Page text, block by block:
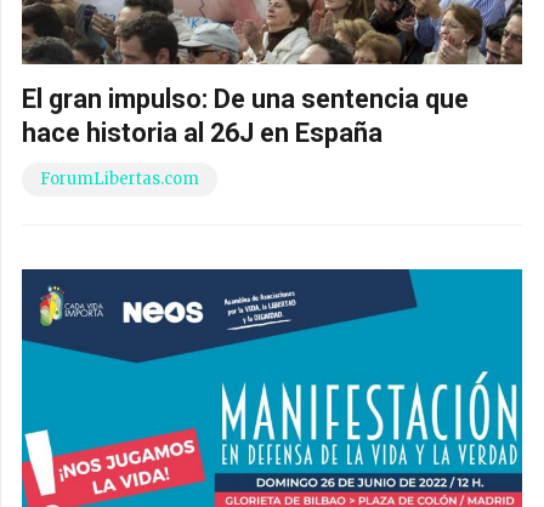
El gran impulso: De una sentencia que
hace historia al 26J en España
ForumLibertas.com